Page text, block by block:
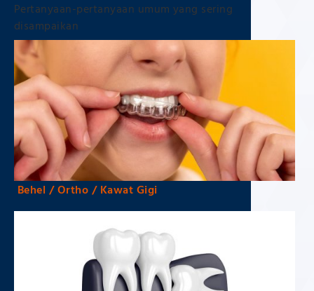
Pertanyaan-pertanyaan umum yang sering
disampaikan
Behel / Ortho / Kawat Gigi